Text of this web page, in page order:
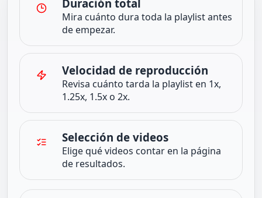
Duración total
Mira cuánto dura toda la playlist antes
de empezar.
Velocidad de reproducción
Revisa cuánto tarda la playlist en 1x,
1.25x, 1.5x o 2x.
Selección de videos
Elige qué videos contar en la página
de resultados.